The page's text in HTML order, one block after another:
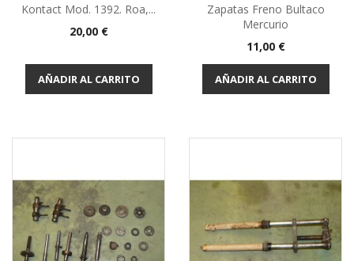
Kontact Mod. 1392. Roa,...
Precio
20,00 €
AÑADIR AL CARRITO
Zapatas Freno Bultaco
Mercurio
Precio
11,00 €
AÑADIR AL CARRITO